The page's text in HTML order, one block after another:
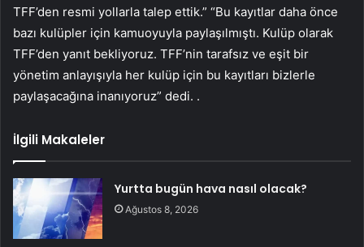
TFF’den resmi yollarla talep ettik.” “Bu kayıtlar daha önce
bazı kulüpler için kamuoyuyla paylaşılmıştı. Kulüp olarak
TFF’den yanıt bekliyoruz. TFF’nin tarafsız ve eşit bir
yönetim anlayışıyla her kulüp için bu kayıtları bizlerle
paylaşacağına inanıyoruz” dedi. .
İlgili Makaleler
Yurtta bugün hava nasıl olacak?
Ağustos 8, 2026